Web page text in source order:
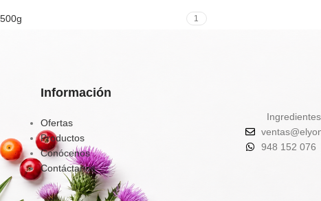
500g 1
Información
Ofertas
Productos
Conócenos
Contáctanos
948 152 076